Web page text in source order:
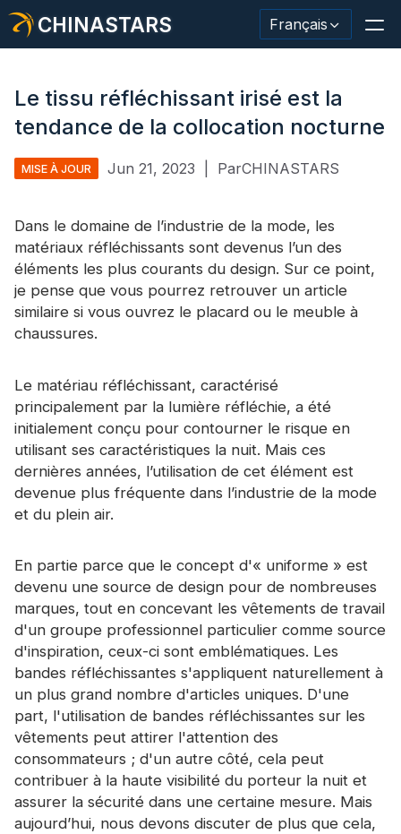
CHINASTARS Français
Vêtements de sécurité
Matériau qui brille dans le noir.
Garniture de lavage industriel
À propos de CHINASTARS
Nouveau produit
Certificat
Catalogue
Vidéo
Contact
Le tissu réfléchissant irisé est la
tendance de la collocation nocturne
MISE À JOUR Jun 21, 2023 ParCHINASTARS
Dans le domaine de l’industrie de la mode, les
matériaux réfléchissants sont devenus l’un des
éléments les plus courants du design. Sur ce point,
je pense que vous pourrez retrouver un article
similaire si vous ouvrez le placard ou le meuble à
chaussures.
Le matériau réfléchissant, caractérisé
principalement par la lumière réfléchie, a été
initialement conçu pour contourner le risque en
utilisant ses caractéristiques la nuit. Mais ces
dernières années, l’utilisation de cet élément est
devenue plus fréquente dans l’industrie de la mode
et du plein air.
En partie parce que le concept d'« uniforme » est
devenu une source de design pour de nombreuses
marques, tout en concevant les vêtements de travail
d'un groupe professionnel particulier comme source
d'inspiration, ceux-ci sont emblématiques. Les
bandes réfléchissantes s'appliquent naturellement à
un plus grand nombre d'articles uniques. D'une
part, l'utilisation de bandes réfléchissantes sur les
vêtements peut attirer l'attention des
consommateurs ; d'un autre côté, cela peut
contribuer à la haute visibilité du porteur la nuit et
assurer la sécurité dans une certaine mesure. Mais
aujourd’hui, nous devons discuter de plus que cela,